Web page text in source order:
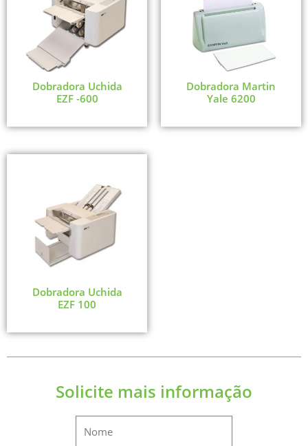
Dobradora Uchida
EZF -600
Dobradora Martin
Yale 6200
Dobradora Uchida
EZF 100
Solicite mais informação